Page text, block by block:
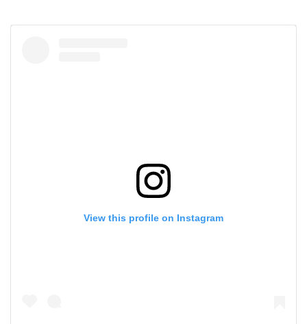
View this profile on Instagram